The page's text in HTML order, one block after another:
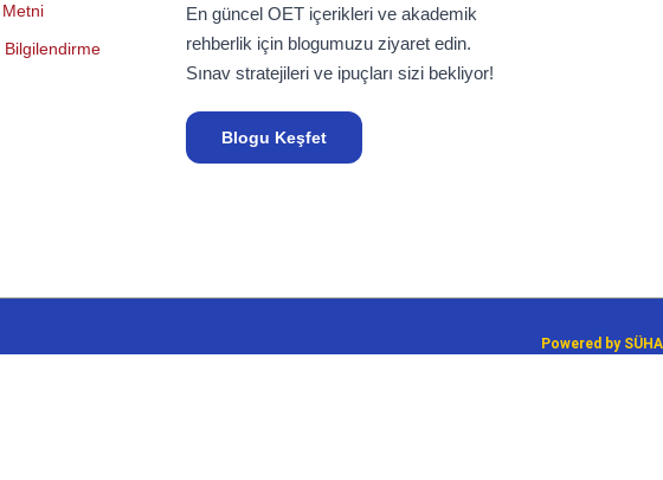
Metni
Bilgilendirme
En güncel OET içerikleri ve akademik
rehberlik için blogumuzu ziyaret edin.
Sınav stratejileri ve ipuçları sizi bekliyor!
Blogu Keşfet
Powered by SÜHA